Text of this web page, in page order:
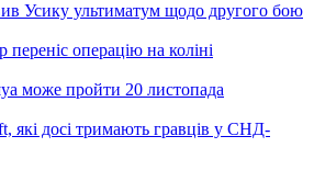
Усику ультиматум щодо другого бою
операцію на коліні
може пройти 20 листопада
які досі тримають гравців у СНД-